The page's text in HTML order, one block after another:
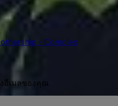
- Complex
อีเมลของคุณ